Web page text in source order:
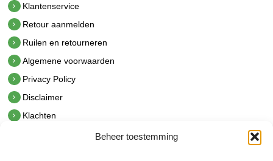
Beheer toestemming
Klantenservice
Retour aanmelden
Ruilen en retourneren
Algemene voorwaarden
Privacy Policy
Disclaimer
Klachten